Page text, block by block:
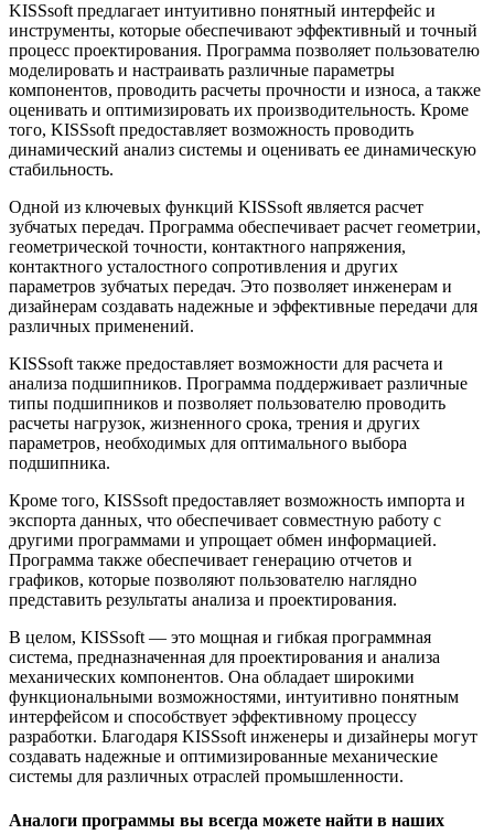
KISSsoft предлагает интуитивно понятный интерфейс и
инструменты, которые обеспечивают эффективный и точный
процесс проектирования. Программа позволяет пользователю
моделировать и настраивать различные параметры
компонентов, проводить расчеты прочности и износа, а также
оценивать и оптимизировать их производительность. Кроме
того, KISSsoft предоставляет возможность проводить
динамический анализ системы и оценивать ее динамическую
стабильность.
Одной из ключевых функций KISSsoft является расчет
зубчатых передач. Программа обеспечивает расчет геометрии,
геометрической точности, контактного напряжения,
контактного усталостного сопротивления и других
параметров зубчатых передач. Это позволяет инженерам и
дизайнерам создавать надежные и эффективные передачи для
различных применений.
KISSsoft также предоставляет возможности для расчета и
анализа подшипников. Программа поддерживает различные
типы подшипников и позволяет пользователю проводить
расчеты нагрузок, жизненного срока, трения и других
параметров, необходимых для оптимального выбора
подшипника.
Кроме того, KISSsoft предоставляет возможность импорта и
экспорта данных, что обеспечивает совместную работу с
другими программами и упрощает обмен информацией.
Программа также обеспечивает генерацию отчетов и
графиков, которые позволяют пользователю наглядно
представить результаты анализа и проектирования.
В целом, KISSsoft — это мощная и гибкая программная
система, предназначенная для проектирования и анализа
механических компонентов. Она обладает широкими
функциональными возможностями, интуитивно понятным
интерфейсом и способствует эффективному процессу
разработки. Благодаря KISSsoft инженеры и дизайнеры могут
создавать надежные и оптимизированные механические
системы для различных отраслей промышленности.
Аналоги программы вы всегда можете найти в наших